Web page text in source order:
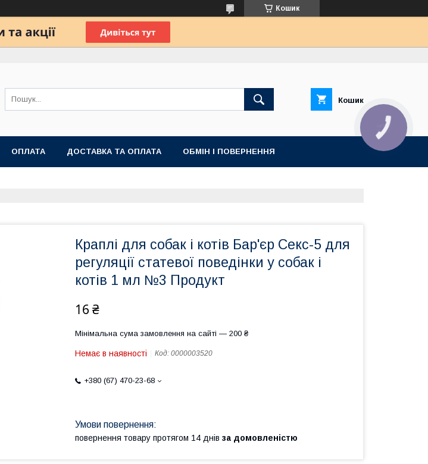
Кошик
Кошик
ОПЛАТА ДОСТАВКА ТА ОПЛАТА ОБМІН І ПОВЕРНЕННЯ
Краплі для собак і котів Бар'єр Секс-5 для
регуляції статевої поведінки у собак і
котів 1 мл №3 Продукт
16 ₴
Мінімальна сума замовлення на сайті — 200 ₴
Немає в наявності Код: 0000003520
+380 (67) 470-23-68
повернення товару протягом 14 днів за домовленістю
КНОПКА
ЗВ'ЯЗКУ